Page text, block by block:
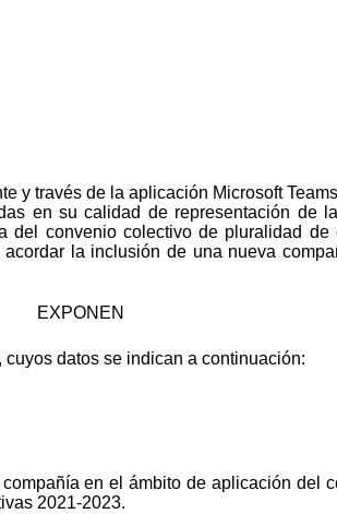
y través de la aplicación Microsoft
en su calidad de representación de
del convenio colectivo de pluralidad
la inclusión de una nueva
EXPONEN
datos se indican a continuación:
en el ámbito de aplicación del
2021-2023.